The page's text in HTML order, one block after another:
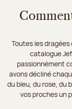
Toutes les dragées
catalogue
passionnément
avons décliné
du bleu, du rose, du
vos proches un